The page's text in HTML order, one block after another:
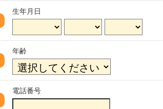
生年月日
年齢
電話番号